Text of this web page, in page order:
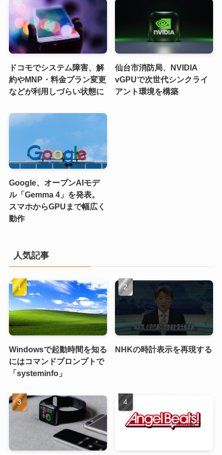
ドコモでシステム障害、解
約やMNP・料金プラン変更
などが利用しづらい状態に
仙台市消防局、NVIDIA
vGPUで次世代シンクライ
アント環境を構築
Google、オープンAIモデ
ル「Gemma 4」を発表。
スマホからGPUまで幅広く
動作
人気記事
Windowsで起動時間を知る
にはコマンドプロンプトで
「systeminfo」
NHKの時計表示を再現する